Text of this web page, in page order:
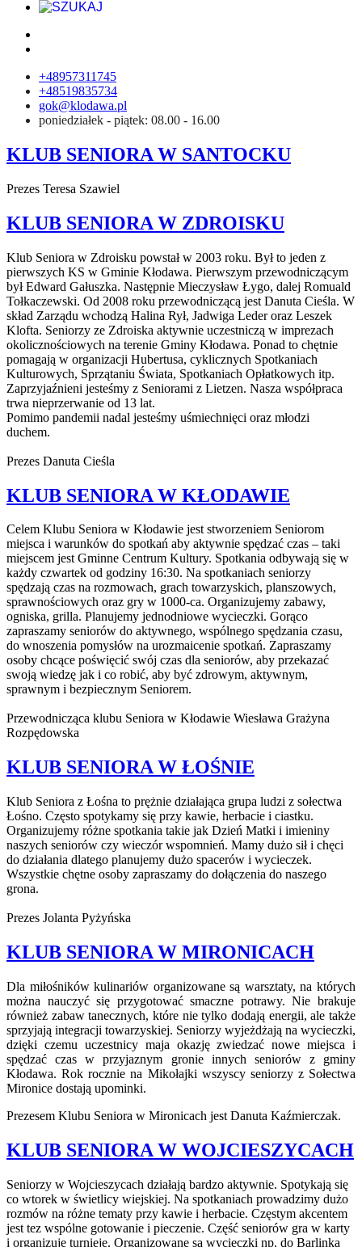
+48957311745
+48519835734
gok@klodawa.pl
poniedziałek - piątek: 08.00 - 16.00
KLUB SENIORA W SANTOCKU
Prezes Teresa Szawiel
KLUB SENIORA W ZDROISKU
Klub Seniora w Zdroisku powstał w 2003 roku. Był to jeden z
pierwszych KS w Gminie Kłodawa. Pierwszym przewodniczącym
był Edward Gałuszka. Następnie Mieczysław Łygo, dalej Romuald
Tołkaczewski. Od 2008 roku przewodniczącą jest Danuta Cieśla. W
skład Zarządu wchodzą Halina Rył, Jadwiga Leder oraz Leszek
Klofta. Seniorzy ze Zdroiska aktywnie uczestniczą w imprezach
okolicznościowych na terenie Gminy Kłodawa. Ponad to chętnie
pomagają w organizacji Hubertusa, cyklicznych Spotkaniach
Kulturowych, Sprzątaniu Świata, Spotkaniach Opłatkowych itp.
Zaprzyjaźnieni jesteśmy z Seniorami z Lietzen. Nasza współpraca
trwa nieprzerwanie od 13 lat.
Pomimo pandemii nadal jesteśmy uśmiechnięci oraz młodzi
duchem.
Prezes Danuta Cieśla
KLUB SENIORA W KŁODAWIE
Celem Klubu Seniora w Kłodawie jest stworzeniem Seniorom
miejsca i warunków do spotkań aby aktywnie spędzać czas – taki
miejscem jest Gminne Centrum Kultury. Spotkania odbywają się w
każdy czwartek od godziny 16:30. Na spotkaniach seniorzy
spędzają czas na rozmowach, grach towarzyskich, planszowych,
sprawnościowych oraz gry w 1000-ca. Organizujemy zabawy,
ogniska, grilla. Planujemy jednodniowe wycieczki. Gorąco
zapraszamy seniorów do aktywnego, wspólnego spędzania czasu,
do wnoszenia pomysłów na urozmaicenie spotkań. Zapraszamy
osoby chcące poświęcić swój czas dla seniorów, aby przekazać
swoją wiedzę jak i co robić, aby być zdrowym, aktywnym,
sprawnym i bezpiecznym Seniorem.
Przewodnicząca klubu Seniora w Kłodawie Wiesława Grażyna
Rozpędowska
KLUB SENIORA W ŁOŚNIE
Klub Seniora z Łośna to prężnie działająca grupa ludzi z sołectwa
Łośno. Często spotykamy się przy kawie, herbacie i ciastku.
Organizujemy różne spotkania takie jak Dzień Matki i imieniny
naszych seniorów czy wieczór wspomnień. Mamy dużo sił i chęci
do działania dlatego planujemy dużo spacerów i wycieczek.
Wszystkie chętne osoby zapraszamy do dołączenia do naszego
grona.
Prezes Jolanta Pyżyńska
KLUB SENIORA W MIRONICACH
Dla miłośników kulinariów organizowane są warsztaty, na których
można nauczyć się przygotować smaczne potrawy. Nie brakuje
również zabaw tanecznych, które nie tylko dodają energii, ale także
sprzyjają integracji towarzyskiej. Seniorzy wyjeżdżają na wycieczki,
dzięki czemu uczestnicy maja okazję zwiedzać nowe miejsca i
spędzać czas w przyjaznym gronie innych seniorów z gminy
Kłodawa. Rok rocznie na Mikołajki wszyscy seniorzy z Sołectwa
Mironice dostają upominki.
Prezesem Klubu Seniora w Mironicach jest Danuta Kaźmierczak.
KLUB SENIORA W WOJCIESZYCACH
Seniorzy w Wojcieszycach działają bardzo aktywnie. Spotykają się
co wtorek w świetlicy wiejskiej. Na spotkaniach prowadzimy dużo
rozmów na różne tematy przy kawie i herbacie. Częstym akcentem
jest tez wspólne gotowanie i pieczenie. Część seniorów gra w karty
i organizuje turnieje. Organizowane są wycieczki np. do Barlinka